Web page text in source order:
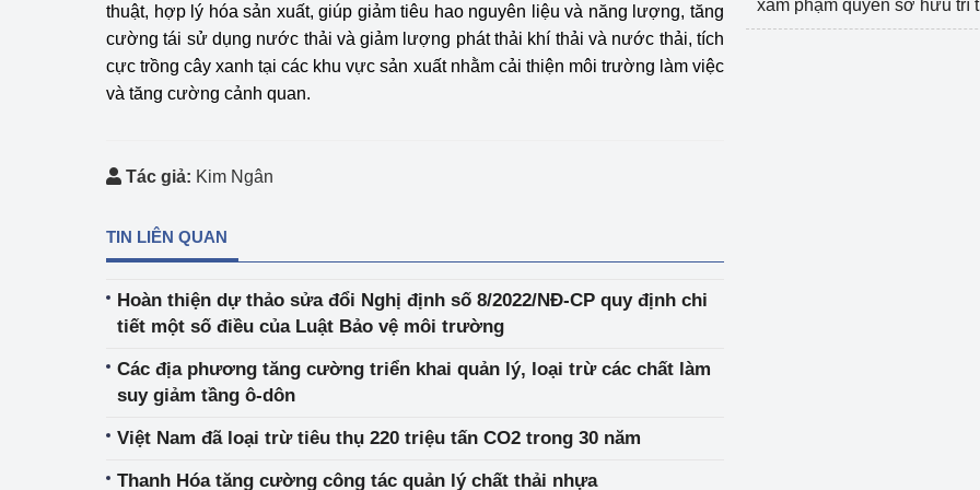
thuật, hợp lý hóa sản xuất, giúp giảm tiêu hao nguyên liệu và năng lượng, tăng
cường tái sử dụng nước thải và giảm lượng phát thải khí thải và nước thải, tích
cực trồng cây xanh tại các khu vực sản xuất nhằm cải thiện môi trường làm việc
và tăng cường cảnh quan.
Tác giả: Kim Ngân
TIN LIÊN QUAN
Hoàn thiện dự thảo sửa đổi Nghị định số 8/2022/NĐ-CP quy định chi
tiết một số điều của Luật Bảo vệ môi trường
Các địa phương tăng cường triển khai quản lý, loại trừ các chất làm
suy giảm tầng ô-dôn
Việt Nam đã loại trừ tiêu thụ 220 triệu tấn CO2 trong 30 năm
Thanh Hóa tăng cường công tác quản lý chất thải nhựa
xâm phạm quyền sở hữu trí